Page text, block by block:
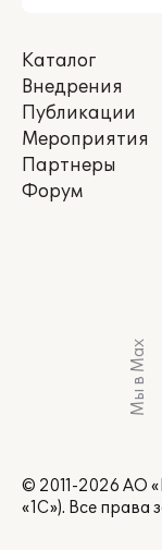
Каталог
Внедрения
Публикации
Мероприятия
Партнеры
Форум
Мы в Max
© 2011-2026 АО
«1С»). Все права